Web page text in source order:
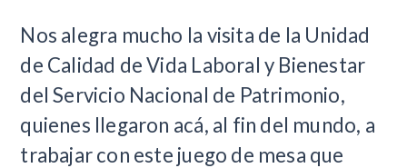
Nos alegra mucho la visita de la Unidad
de Calidad de Vida Laboral y Bienestar
del Servicio Nacional de Patrimonio,
quienes llegaron acá, al fin del mundo, a
trabajar con este juego de mesa que